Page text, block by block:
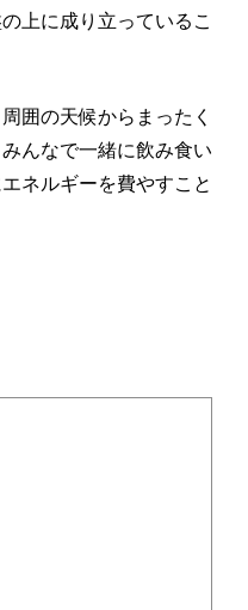
上に成り立っているこ
囲の天候からまったく
んなで一緒に飲み食い
ネルギーを費やすこと